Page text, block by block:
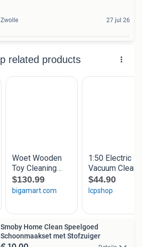
Zwolle 27 jul 26
Smoby Home Clean Speelgoed
Schoonmaakset met Stofzuiger